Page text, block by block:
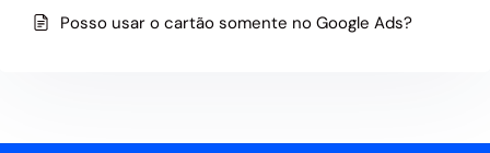
Posso usar o cartão somente no Google Ads?